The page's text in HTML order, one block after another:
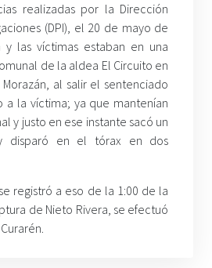
realizadas por la Dirección
(DPI), el 20 de mayo de
y las víctimas estaban en una
de la aldea El Circuito en
al salir el sentenciado
a la víctima; ya que mantenían
y justo en ese instante sacó un
disparó en el tórax en dos
registró a eso de la 1:00 de la
de Nieto Rivera, se efectuó